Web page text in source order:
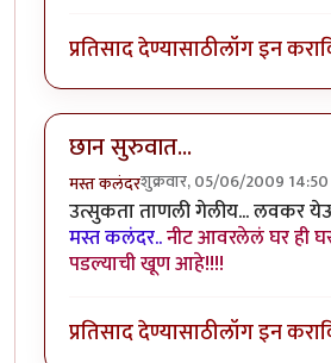
प्रतिसाद देण्यासाठीलॉग इन करा
छान सुरुवात...
मस्त कलंदरशुक्रवार, 05/06/2009 14:50
उत्सुकता ताणली गेलीय... लवकर
मस्त कलंदर..नीट आवरलेलं घर ही
पडल्याची खूण आहे!!!!
प्रतिसाद देण्यासाठीलॉग इन करा